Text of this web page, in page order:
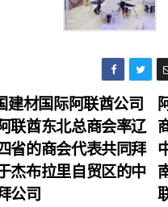
建材国际阿联酋公司
联酋东北总商会率辽
省的商会代表共同拜
杰布拉里自贸区的中
公司